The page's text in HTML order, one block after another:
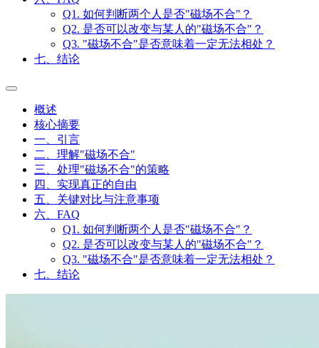
Q1. 如何判断两个人是否"磁场不合"？
Q2. 是否可以改变与某人的"磁场不合"？
Q3. "磁场不合"是否意味着一定无法相处？
七、结论
概述
核心摘要
一、引言
二、理解"磁场不合"
三、处理"磁场不合"的策略
四、实现真正的自由
五、关键对比与注意事项
六、FAQ
Q1. 如何判断两个人是否"磁场不合"？
Q2. 是否可以改变与某人的"磁场不合"？
Q3. "磁场不合"是否意味着一定无法相处？
七、结论